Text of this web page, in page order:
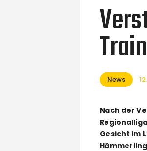
News
Nach der
Gesicht im